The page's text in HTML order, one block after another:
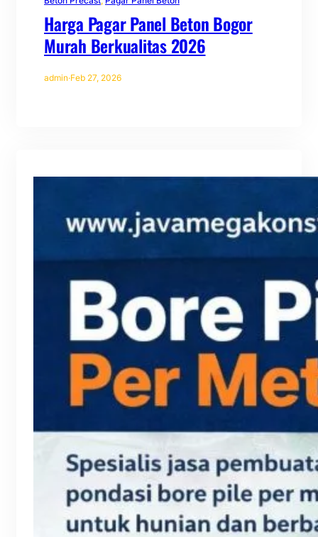
Harga Pagar Panel Beton Bogor
Murah Berkualitas 2026
admin·Feb 27, 2026